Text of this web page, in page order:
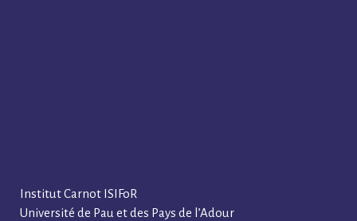
Institut Carnot ISIFoR
Université de Pau et des Pays de l’Adour